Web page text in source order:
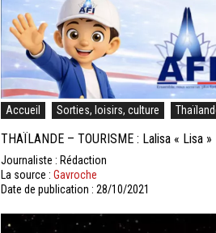
Accueil Sorties, loisirs, culture
THAÏLANDE – TOURISME : Lalisa « Lisa
Journaliste : Rédaction
La source : Gavroche
Date de publication : 28/10/2021